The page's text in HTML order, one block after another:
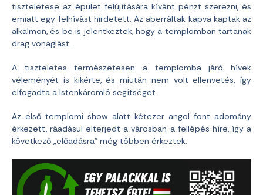
tiszteletese az épület felújítására kívánt pénzt szerezni, és
emiatt egy felhívást hirdetett. Az aberráltak kapva kaptak az
alkalmon, és be is jelentkeztek, hogy a templomban tartanak
drag vonaglást…
A tiszteletes természetesen a templomba járó hívek
véleményét is kikérte, és miután nem volt ellenvetés, így
elfogadta a Istenkáromló segítséget.
Az első templomi show alatt kétezer angol font adomány
érkezett, ráadásul elterjedt a városban a fellépés híre, így a
következő „előadásra” még többen érkeztek.